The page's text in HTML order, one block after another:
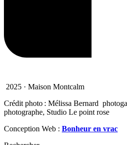
2025 · Maison Montcalm
Crédit photo : Mélissa Bernard
photographe, Studio Le point rose
Conception Web : Bonheur en vrac